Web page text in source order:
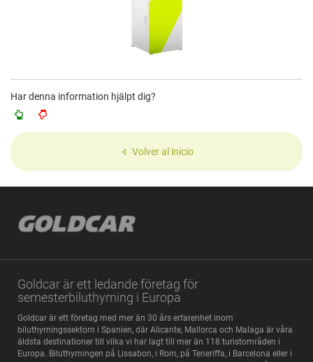
Har denna information hjälpt dig?
Volver al inicio
Goldcar är ett ledande företag för
semesterbiluthyrning i Europa
Goldcar är ett företag med mer än 30 års erfarenhet inom
biluthyrningssektorn i Spanien, där Alicante, Mallorca och Malaga är våra
äldsta destinationer till vilka vi har lagt till mer än 118 turistområden i
Europa. Biluthyrningen på Lissabon, i Rom, på Teneriffa, i Barcelona eller i